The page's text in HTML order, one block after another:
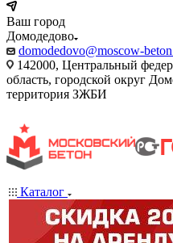
Ваш город
Домодедово
domodedovo@moscow-
142000, Центральный
область, городской округ
территория ЗЖБИ
Каталог